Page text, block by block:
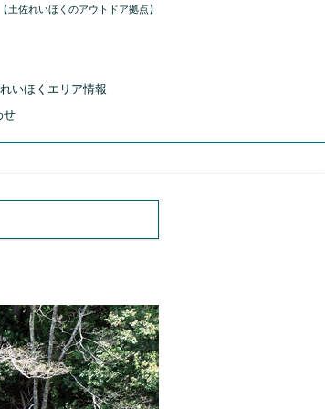
佐れいほくのアウトドア拠点】
いほくエリア情報
せ